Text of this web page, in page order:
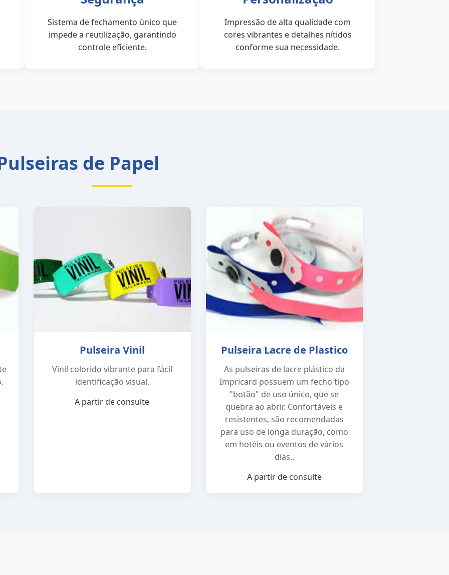
Sistema de fechamento único que
impede a reutilização, garantindo
controle eficiente.
Impressão de alta qualidade com
cores vibrantes e detalhes nítidos
conforme sua necessidade.
de Papel
Pulseira Vinil
Vinil colorido vibrante para fácil
identificação visual.
A partir de consulte
Pulseira Lacre de Plastico
As pulseiras de lacre plástico da
Impricard possuem um fecho tipo
"botão" de uso único, que se
quebra ao abrir. Confortáveis e
resistentes, são recomendadas
para uso de longa duração, como
em hotéis ou eventos de vários
dias..
A partir de consulte